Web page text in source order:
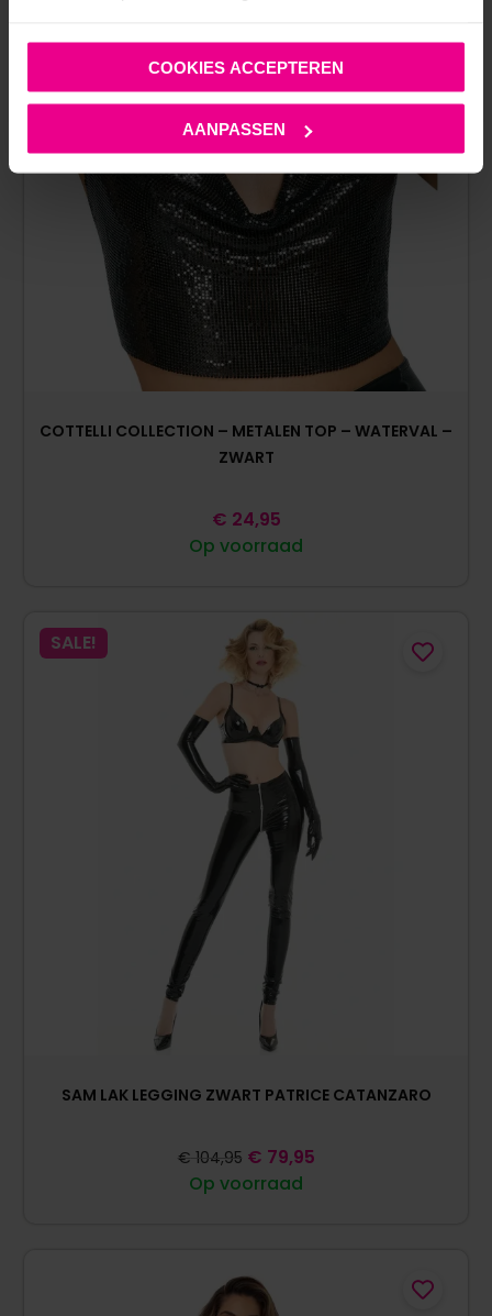
COOKIES ACCEPTEREN
AANPASSEN
COTTELLI COLLECTION – METALEN TOP – WATERVAL –
ZWART
Op voorraad
€ 24,95
SALE!
SAM LAK LEGGING ZWART PATRICE CATANZARO
Op voorraad
€ 104,95 € 79,95